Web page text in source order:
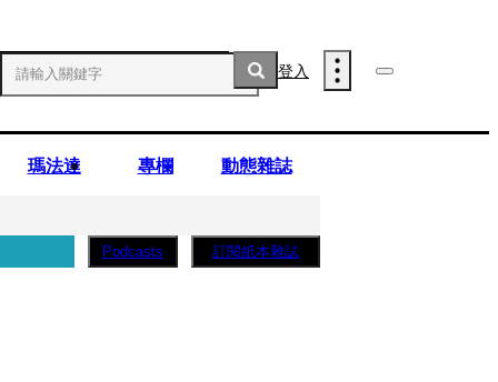
登入
瑪法達 專欄 動態雜誌
Podcasts 訂閱紙本雜誌